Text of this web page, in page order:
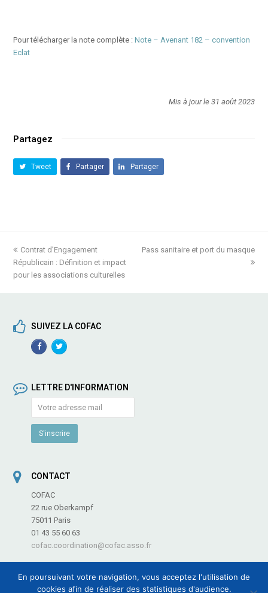
Pour télécharger la note complète :Note – Avenant 182 – convention
Eclat
Mis à jour le 31 août 2023
Partagez
Tweet Partager Partager
previous
post:
Contrat d’Engagement
Républicain : Définition et impact
pour les associations culturelles
next
Pass sanitaire et port du masque
SUIVEZ LA COFAC
FacebookTwitterProfile
LETTRE D'INFORMATION
CONTACT
COFAC
22 rue Oberkampf
75011 Paris
01 43 55 60 63
cofac.coordination@cofac.asso.fr
En poursuivant votre navigation, vous acceptez l'utilisation de
cookies afin de réaliser des statistiques d'audience.